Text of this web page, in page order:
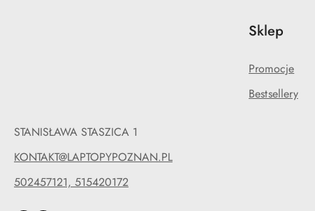
STANISŁAWA STASZICA 1
KONTAKT@LAPTOPYPOZNAN.PL
502457121, 515420172
Sklep
Promocje
Bestsellery